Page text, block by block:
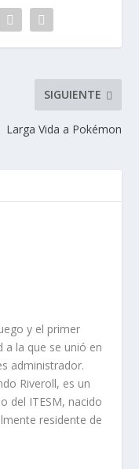
SIGUIENTE
Larga Vida a Pokémon
y el primer
la que se unió en
administrador.
Riveroll, es un
del ITESM, nacido
residente de